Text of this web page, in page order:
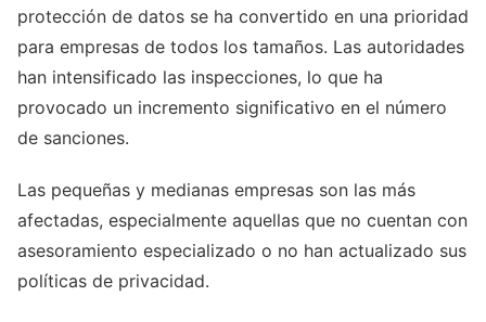
protección de datos se ha convertido en una prioridad
para empresas de todos los tamaños. Las autoridades
han intensificado las inspecciones, lo que ha
provocado un incremento significativo en el número
de sanciones.
Las pequeñas y medianas empresas son las más
afectadas, especialmente aquellas que no cuentan con
asesoramiento especializado o no han actualizado sus
políticas de privacidad.